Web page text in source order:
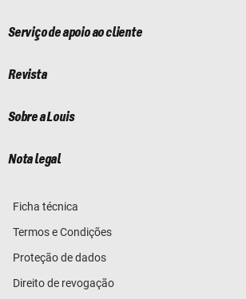
Serviço de apoio ao cliente
Revista
Sobre a Louis
Nota legal
Ficha técnica
Termos e Condições
Proteção de dados
Direito de revogação